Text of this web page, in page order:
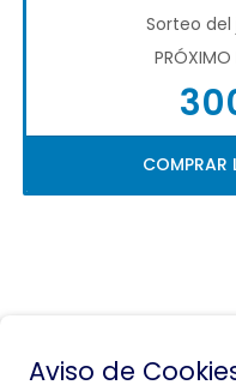
Sorteo
PRÓXIMO
COMPRAR
Aviso de